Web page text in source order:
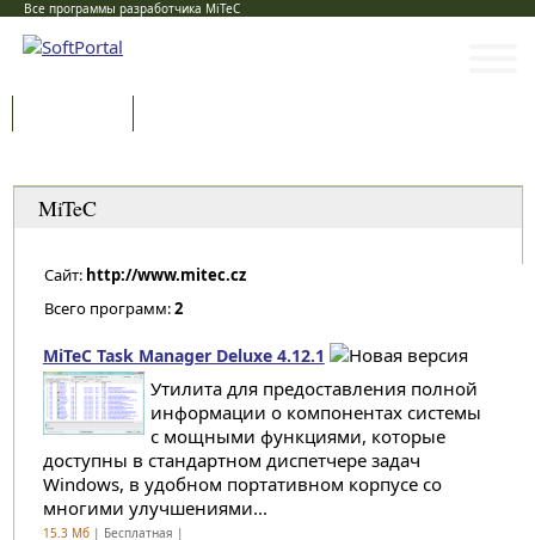
Все программы разработчика MiTeC
MiTeC
Сайт: http://www.mitec.cz
Всего программ:2
MiTeC Task Manager Deluxe 4.12.1
Утилита для предоставления полной
информации о компонентах системы
с мощными функциями, которые
доступны в стандартном диспетчере задач
Windows, в удобном портативном корпусе со
многими улучшениями...
15.3 Мб| Бесплатная |